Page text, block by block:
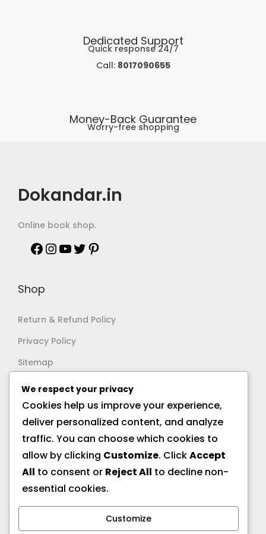
Dedicated Support
Quick response 24/7
Call: 8017090655
Money-Back Guarantee
Worry-free shopping
Dokandar.in
Online book shop.
Shop
Return & Refund Policy
Privacy Policy
Sitemap
Support
Documentation
Help Center
General FAQs
Offline Location
We respect your privacy
Cookies help us improve your experience,
deliver personalized content, and analyze
traffic. You can choose which cookies to
allow by clicking Customize. ClickAccept
All to consent or Reject All to decline non-
essential cookies.
Customize